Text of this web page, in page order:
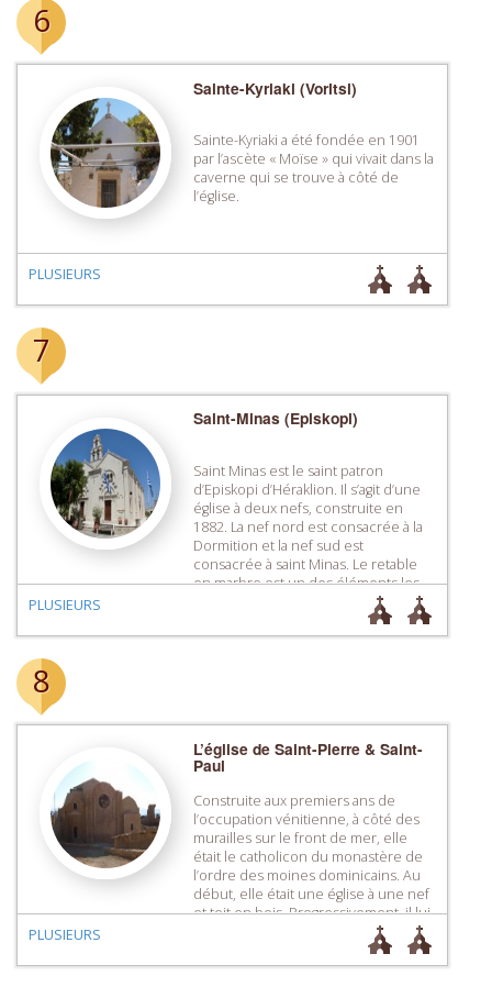
6
Sainte-Kyriaki (Voritsi)
Sainte-Kyriaki a été fondée en 1901
par l’ascète « Moïse » qui vivait dans la
caverne qui se trouve à côté de
l’église.
PLUSIEURS
7
Saint-Minas (Episkopi)
Saint Minas est le saint patron
d’Episkopi d’Héraklion. Il s’agit d’une
église à deux nefs, construite en
1882. La nef nord est consacrée à la
Dormition et la nef sud est
consacrée à saint Minas. Le retable
en marbre est un des éléments les
PLUSIEURS
8
L’église de Saint-Pierre & Saint-
Paul
Construite aux premiers ans de
l’occupation vénitienne, à côté des
murailles sur le front de mer, elle
était le catholicon du monastère de
l’ordre des moines dominicains. Au
début, elle était une église à une nef
et toit en bois. Progressivement, il lui
fut ajouté quatre chapelles. Son
architecture est particulièrement
intéressante car elle intègre […]
PLUSIEURS